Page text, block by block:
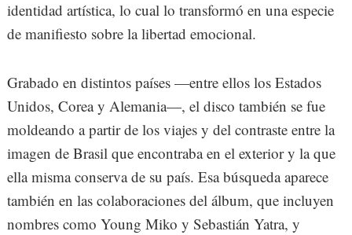
identidad artística, lo cual lo transformó en una especie
de manifiesto sobre la libertad emocional.
Grabado en distintos países —entre ellos los Estados
Unidos, Corea y Alemania—, el disco también se fue
moldeando a partir de los viajes y del contraste entre la
imagen de Brasil que encontraba en el exterior y la que
ella misma conserva de su país. Esa búsqueda aparece
también en las colaboraciones del álbum, que incluyen
nombres como Young Miko y Sebastián Yatra, y